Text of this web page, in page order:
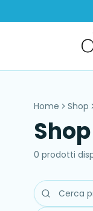
Home Shop
Shop
0 prodotti